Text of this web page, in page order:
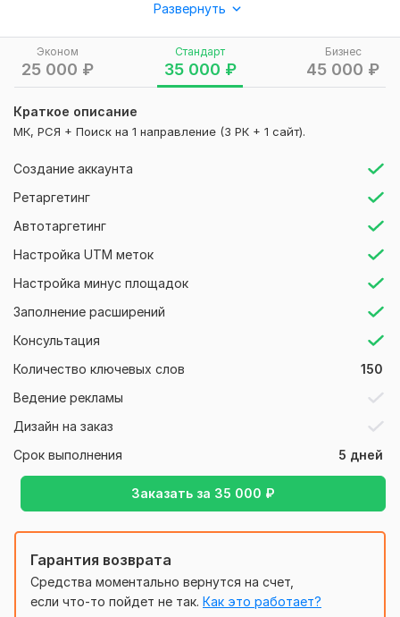
Эконом
25 000 ₽
Стандарт
35 000 ₽
Бизнес
45 000 ₽
Краткое описание
МК, РСЯ + Поиск на 1 направление (3 РК + 1 сайт).
Создание аккаунта
Ретаргетинг
Автотаргетинг
Настройка UTM меток
Настройка минус площадок
Заполнение расширений
Консультация
Количество ключевых слов
150
Ведение рекламы
Дизайн на заказ
Срок выполнения
5 дней
Заказать за 35 000 ₽
• Точке скупки, если заявки приходят без веса, типа
изделия и понимания услуги.
• Маркетологу, если непонятно, какие запросы дают
клиентов, а какие тратят бюджет.
Что я сделаю
• Разделю кампании по направлениям: ремонт, скупка,
серебро, гео.
• Соберу ключи и минус-фразы: своими руками, форум,
бесплатно, вакансии, обучение, пробы, как проверить, как
пайка, уменьшение кольца, оценка, скупка, цена за грамм,
срочность.
• Настрою цели, формы, звонки и аналитику, чтобы видеть
услуги вынести отдельно.
Что вы получите
• Более чистые заявки на ремонт, скупку и ювелирные
услуги.
• Понимание, где бюджет окупается, а где нужны правки.
После заказа подготовлю краткую стратегию запуска или
Развернуть
Гарантия возврата
Средства моментально вернутся на счет,
если что-то пойдет не так. Как это работает?